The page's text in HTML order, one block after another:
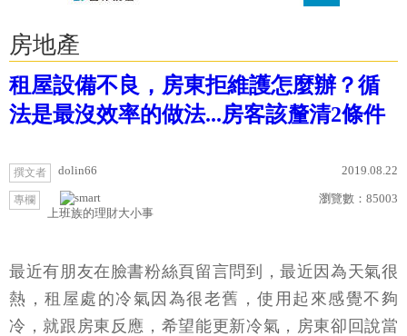
房地產
租屋設備不良，房東拒維護怎麼辦？循
法是最沒效率的做法...房客該釐清2條件
撰文者 dolin66 2019.08.22
專欄
上班族的理財大小事
瀏覽數： 85003
最近有朋友在臉書粉絲頁留言問到，最近因為天氣很
熱，租屋處的冷氣因為很老舊，使用起來感覺不夠
冷，就跟房東反應，希望能更新冷氣，房東卻回說當